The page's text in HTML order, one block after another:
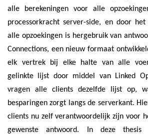
alle berekeningen voor alle
processorkracht server-side, en door
alle opzoekingen is hergebruik van
Connections, een nieuw formaat
elk vertrek bij elke halte van alle
gelinkte lijst door middel van Linked
vragen alle clients dezelfde lijst op,
besparingen zorgt langs de serverkant.
clients nu zelf verantwoordelijk zijn voor
gewenste antwoord. In deze thesis